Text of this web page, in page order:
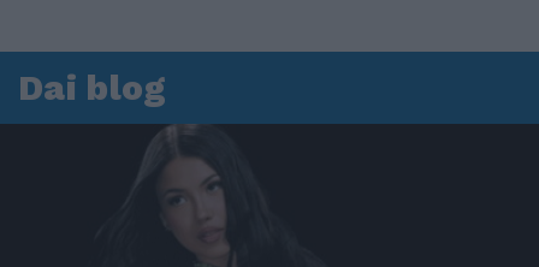
Dai blog